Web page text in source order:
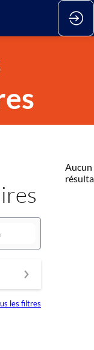
les filtres
Aucun